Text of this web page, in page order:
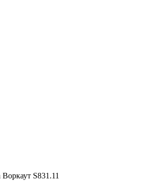
S831.11